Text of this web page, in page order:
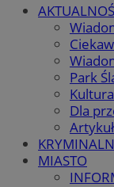
Park
Kultura
Dla
MIASTO